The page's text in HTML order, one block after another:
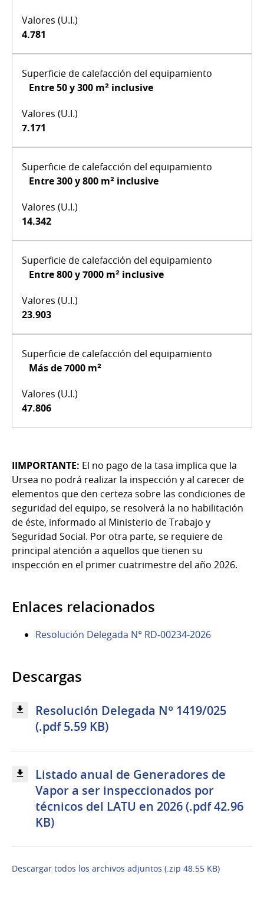
4.781
Entre 50 y 300 m² inclusive
7.171
Entre 300 y 800 m² inclusive
14.342
Entre 800 y 7000 m² inclusive
23.903
Más de 7000 m²
47.806
IIMPORTANTE: El no pago de la tasa implica que la
Ursea no podrá realizar la inspección y al carecer de
elementos que den certeza sobre las condiciones de
seguridad del equipo, se resolverá la no habilitación
de éste, informado al Ministerio de Trabajo y
Seguridad Social. Por otra parte, se requiere de
principal atención a aquellos que tienen su
inspección en el primer cuatrimestre del año 2026.
Enlaces relacionados
Resolución Delegada N° RD-00234-2026
Descargas
Resolución Delegada Nº 1419/025
(.pdf 5.59 KB)
Listado anual de Generadores de
Vapor a ser inspeccionados por
técnicos del LATU en 2026 (.pdf 42.96
KB)
Descargar todos los archivos adjuntos (.zip 48.55 KB)